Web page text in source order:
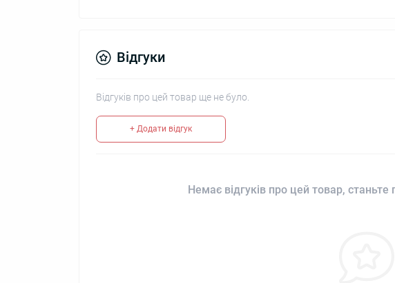
Відгуки
Відгуків про цей товар ще не було.
+ Додати відгук
Немає відгуків про цей товар,